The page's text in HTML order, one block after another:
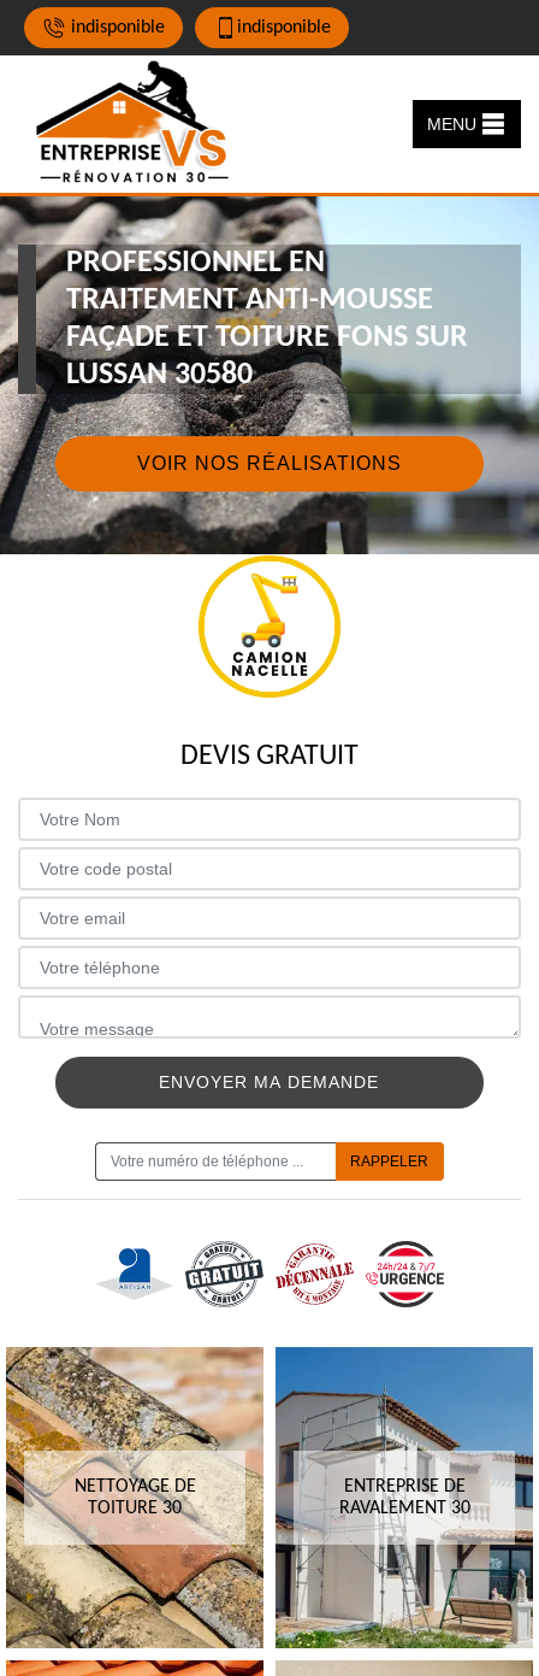
indisponible indisponible
MENU
PROFESSIONNEL EN
TRAITEMENT ANTI-MOUSSE
FAÇADE ET TOITURE FONS SUR
LUSSAN 30580
VOIR NOS RÉALISATIONS
DEVIS GRATUIT
NETTOYAGE DE
TOITURE 30
ENTREPRISE DE
RAVALEMENT 30